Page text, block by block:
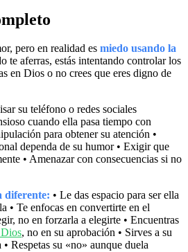
pero en realidad es miedo usando la
te aferras, estás intentando controlar los
en Dios o no crees que eres digno de
su teléfono o redes sociales
cuando ella pasa tiempo con
para obtener su atención •
dependa de su humor • Exigir que
• Amenazar con consecuencias si no
diferente: • Le das espacio para ser ella
• Te enfocas en convertirte en el
no en forzarla a elegirte • Encuentras
, no en su aprobación • Sirves a su
Respetas su «no» aunque duela